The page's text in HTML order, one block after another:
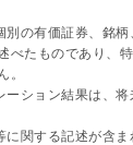
の有価証券、銘柄
べたものであり、
。
ーション結果は、
に関する記述が含